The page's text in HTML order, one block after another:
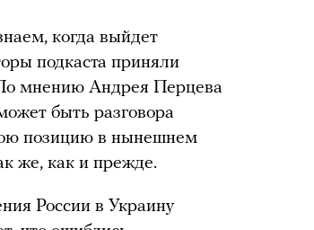
когда выйдет
подкаста приняли
мнению Андрея Перцева
быть разговора
позицию в нынешнем
же, как и прежде.
России в Украину